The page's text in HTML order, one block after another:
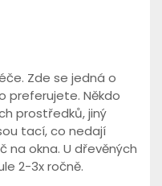
Zde se jedná o
preferujete. Někdo
prostředků, jiný
tací, co nedají
na okna. U dřevěných
2-3x ročně.